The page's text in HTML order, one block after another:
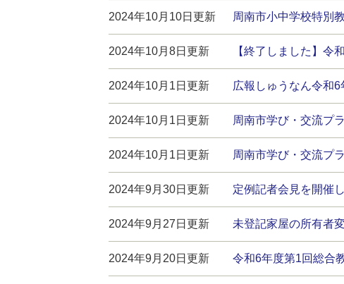
2024年10月10日更新 周南市小中学校特別
2024年10月8日更新 【終了しました】令
2024年10月1日更新 広報しゅうなん令和6
2024年10月1日更新 周南市学び・交流プ
2024年10月1日更新 周南市学び・交流プ
2024年9月30日更新 定例記者会見を開催
2024年9月27日更新 未登記家屋の所有者
2024年9月20日更新 令和6年度第1回総合